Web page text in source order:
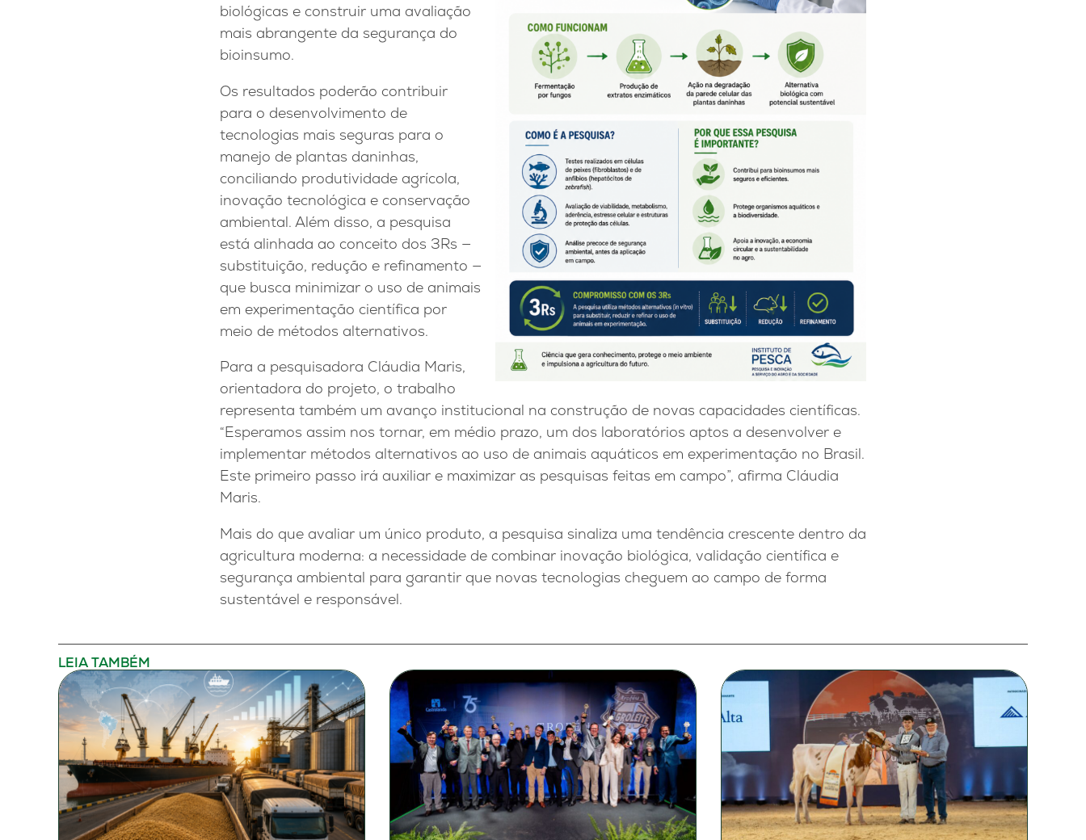
biológicas e construir uma avaliação
mais abrangente da segurança do
bioinsumo.
Os resultados poderão contribuir
para o desenvolvimento de
tecnologias mais seguras para o
manejo de plantas daninhas,
conciliando produtividade agrícola,
inovação tecnológica e conservação
ambiental. Além disso, a pesquisa
está alinhada ao conceito dos 3Rs —
substituição, redução e refinamento —
que busca minimizar o uso de animais
em experimentação científica por
meio de métodos alternativos.
Para a pesquisadora Cláudia Maris,
orientadora do projeto, o trabalho
representa também um avanço institucional na construção de novas capacidades científicas.
“Esperamos assim nos tornar, em médio prazo, um dos laboratórios aptos a desenvolver e
implementar métodos alternativos ao uso de animais aquáticos em experimentação no Brasil.
Este primeiro passo irá auxiliar e maximizar as pesquisas feitas em campo”, afirma Cláudia
Maris.
Mais do que avaliar um único produto, a pesquisa sinaliza uma tendência crescente dentro da
agricultura moderna: a necessidade de combinar inovação biológica, validação científica e
segurança ambiental para garantir que novas tecnologias cheguem ao campo de forma
sustentável e responsável.
LEIA TAMBÉM